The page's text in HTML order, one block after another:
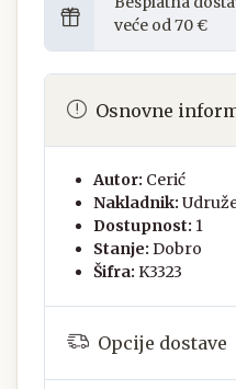
veće od 70 €
Osnovne
Autor: Cerić
Nakladnik:
Dostupnost: 1
Stanje: Dobro
Šifra: K3323
Opcije dostave